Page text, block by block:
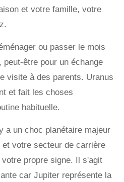
et votre famille, votre
ou passer le mois
être pour un échange
visite à des parents. Uranus
et fait les choses
habituelle.
a un choc planétaire majeur
votre secteur de carrière
propre signe. Il s'agit
car Jupiter représente la